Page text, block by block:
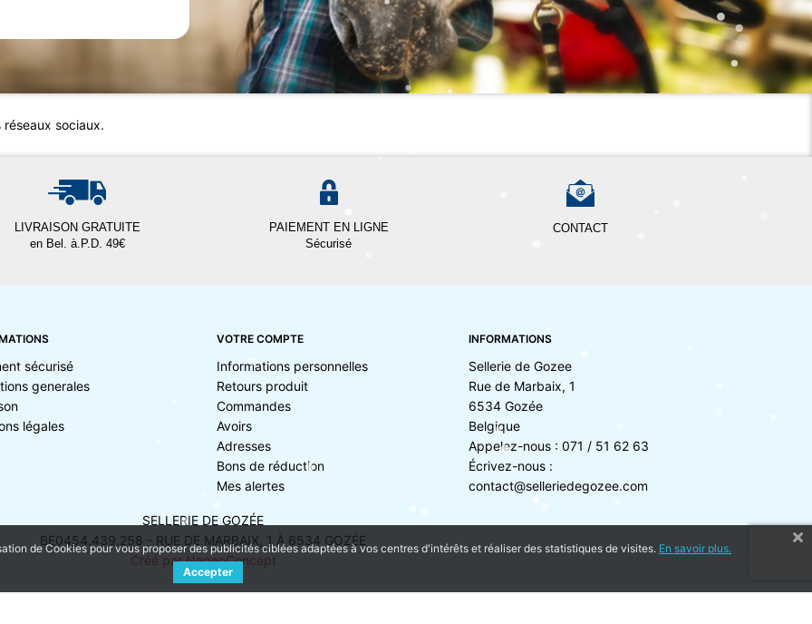
réseaux sociaux.
LIVRAISON GRATUITE
en Bel. à.P.D. 49€
PAIEMENT EN LIGNE
Sécurisé
CONTACT
sécurisé
generales
légales
VOTRE COMPTE
Informations personnelles
Retours produit
Commandes
Avoirs
Adresses
Bons de réduction
Mes alertes
INFORMATIONS
Sellerie de Gozee
Rue de Marbaix, 1
6534 Gozée
Belgique
Appelez-nous : 071 / 51 62 63
Écrivez-nous :
contact@selleriedegozee.com
SELLERIE DE GOZÉE
BE0454.439.258 - RUE DE MARBAIX, 1 À 6534 GOZÉE
Créé par NageoConcept
de Cookies pour vous proposer des publicités ciblées adaptées à vos centres d'intérêts et réaliser des statistiques de visites. En savoir plus.
Accepter